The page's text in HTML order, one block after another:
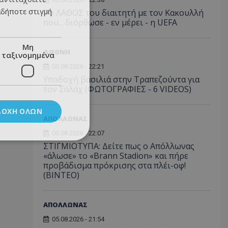
Το ΛΑΘΟΣ του διαιτητή με τον Κακουλλή
που... διόρθωσε - εν μέρει - η UEFA
ΔΙΕΘΝΗ
05.08.2026 - 22:21
Υποδοχή βασιλιά στην Τραπεζούντα για
τον Σαλάχ (ΦΩΤΟΓΡΑΦΙΕΣ - 6 VIDEOS)
ΑΠΟΛΛΩΝΑΣ
05.08.2026 - 22:07
ΣΤΙΓΜΙΟΤΥΠΑ: Δείτε πως ο Απόλλωνας
«άλωσε» το «Brann Stadion» και πήρε
προβάδισμα πρόκρισης στα πλέι-οφ!
(ΒΙΝΤΕΟ)
ΑΠΟΛΛΩΝΑΣ
05.08.2026 - 21:54
στιγμή
Μη
ταξινομημένα
ΌΛΩΝ